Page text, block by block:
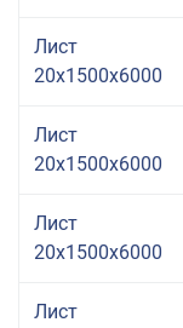
Лист
20x1500x6000
Лист
20x1500x6000
Лист
20x1500x6000
Лист